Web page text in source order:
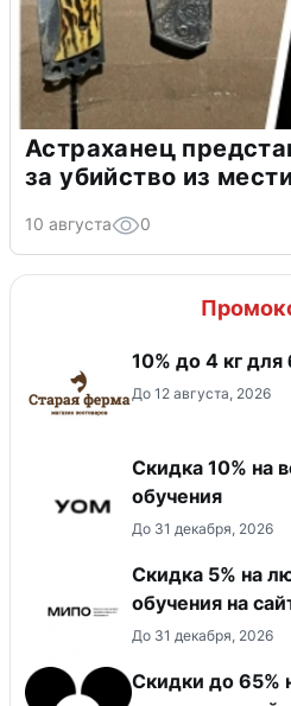
Астраханец
за убийство из мести
10 августа 0
10% до 4 кг
До 12 августа, 2026
Скидка 10% на
обучения
До 31 декабря, 2026
Скидка 5% на
обучения на
До 31 декабря, 2026
Скидки до 65%